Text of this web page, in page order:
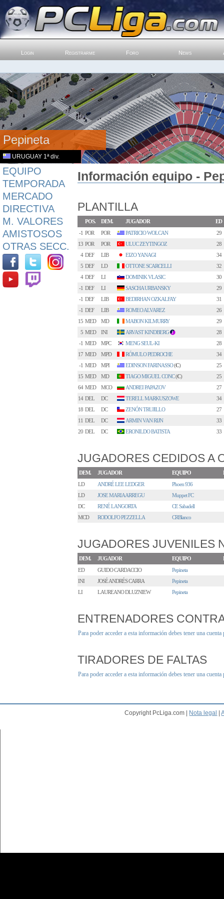
Login Registrarme Foro News
Pepineta
URUGUAY 1ª div.
EQUIPO
TEMPORADA
MERCADO
DIRECTIVA
M. VALORES
AMISTOSOS
OTRAS SECC.
Información equipo -
PLANTILLA
POS. DEM. JUGADOR
ED
-1 POR POR PATRICIO WOLCAN
29
13 POR POR ULUC ZEYTINGOZ
28
4 DEF LIB EIZO YANAGI
34
5 DEF LD OTTONE SCARCELLI
32
4 DEF LI DOMINIK VLASIC
30
-1 DEF LI SASCHA URBANSKY
29
-1 DEF LIB BEDIRHAN OZKALFAY
31
-1 DEF LIB ROMEO ALVAREZ
26
15 MED MD MABON KILMURRY
29
5 MED INI ARVAST KINDBERG 1
28
-1 MED MPC MENG SEUL-KI
28
17 MED MPD RÓMULO PEDROCHE
34
-1 MED MPI EDINSON FARINASSO(C)
25
15 MED MD TIAGO MIGUEL CONC(C)
25
64 MED MCO ANDREI PAPAZOV
27
14 DEL DC TERELL MARKUSZOWE
34
18 DEL DC ZENÓN TRUJILLO
27
11 DEL DC ARMIN VAN RIJN
33
20 DEL DC ERONILDO BATISTA 33
JUGADORES CEDIDOS A
DEM. JUGADOR EQUIPO
LD
ANDRÉ LEE LEDGER
Phoen 936
LD
JOSE MARIA ARREGU
Muppet FC
DC
RENÉ LANGORTA
CE Sabadell
MCD
RODOLFO PEZZELLA CRBlanco
JUGADORES JUVENILES
DEM. JUGADOR EQUIPO
ED
GUIDO CARDACCIO
Pepineta
INI
JOSÉ ANDRÉS CARRA
Pepineta
LI
LAUREANO DLUZNIEW Pepineta
ENTRENADORES
Para poder acceder a esta información debes tener una
TIRADORES DE FALTAS
Para poder acceder a esta información debes tener una
Copyright PcLiga.com | Nota legal |